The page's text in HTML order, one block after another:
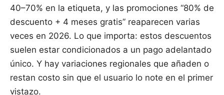
40–70% en la etiqueta, y las promociones “80% de
descuento + 4 meses gratis” reaparecen varias
veces en 2026. Lo que importa: estos descuentos
suelen estar condicionados a un pago adelantado
único. Y hay variaciones regionales que añaden o
restan costo sin que el usuario lo note en el primer
vistazo.